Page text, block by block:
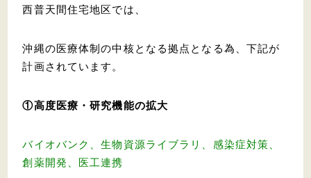
西普天間住宅地区では、
沖縄の医療体制の中核となる拠点となる為、下記が
計画されています。
①高度医療・研究機能の拡大
バイオバンク、生物資源ライブラリ、感染症対策、
創薬開発、医工連携